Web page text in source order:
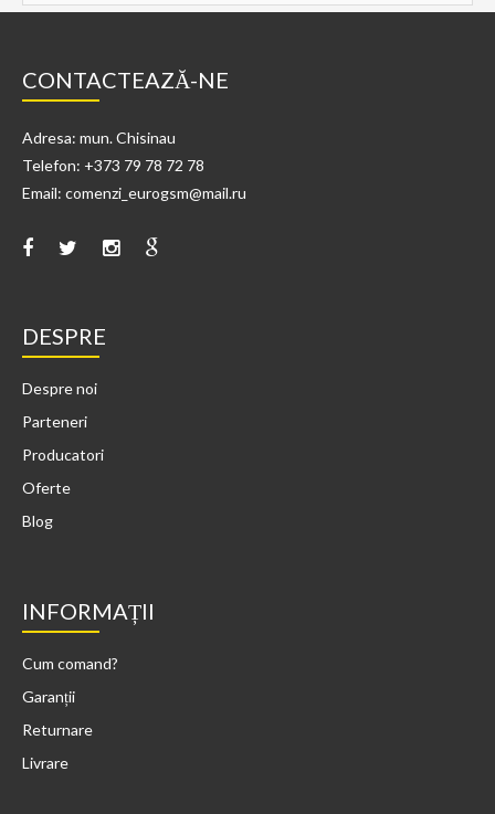
CONTACTEAZĂ-NE
Adresa: mun. Chisinau
Telefon: +373 79 78 72 78
Email: comenzi_eurogsm@mail.ru
DESPRE
Despre noi
Parteneri
Producatori
Oferte
Blog
INFORMAȚII
Cum comand?
Garanții
Returnare
Livrare